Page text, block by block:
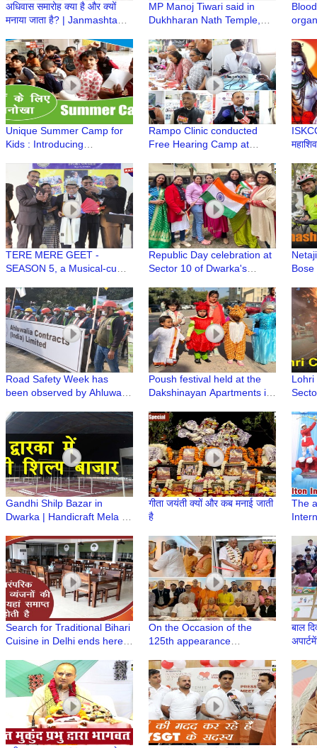
अधिवास समारोह क्या है और क्यों
मनाया जाता है? | Janmashtami
Dwarka
MP Manoj Tiwari said in
Dukhharan Nath Temple,
Dham Baba Dhirende
Shastri will come to meet
Baba Baidyanath Dham
Unique Summer Camp for
Kids : Introducing
Indian Cultural & Value
System
Rampo Clinic conducted
Free Hearing Camp at
TERE MERE GEET -
SEASON 5, a Musical-cum-
Well Association, Dwarka
Republic Day celebration at
Sector 10 of Dwarka's
Road Safety Week has
been observed by Ahluwalia
Poush festival held at the
Dakshinayan Apartments in
Lohri
Gandhi Shilp Bazar in
Dwarka | Handicraft Mela |
हैं
गीता जयंती क्यों और कब मनाई जाती
है
The
Search for Traditional Bihari
Cuisine in Delhi ends here |
Bihar Sadan
On the Occasion of the
125th appearance
Prabhupada, an exhibition
of Paintings is organized at
AIFACS
बाल
अपार्टमेंट में एक पेंटिंग